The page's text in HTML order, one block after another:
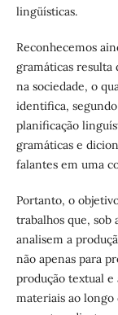
lingüísticas.
Reconhecemos
gramáticas
na sociedade, o
identifica,
planificação
gramáticas e
falantes em uma
Portanto, o
trabalhos que, sob
analisem a
não apenas para
produção textual e
materiais ao longo